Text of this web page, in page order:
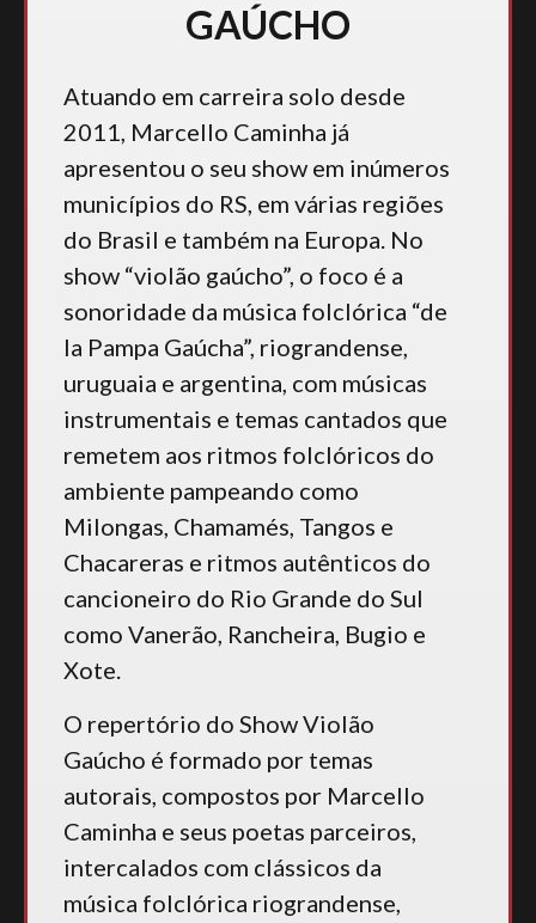
GAÚCHO
Atuando em carreira solo desde
2011, Marcello Caminha já
apresentou o seu show em inúmeros
municípios do RS, em várias regiões
do Brasil e também na Europa. No
show “violão gaúcho”, o foco é a
sonoridade da música folclórica “de
la Pampa Gaúcha”, riograndense,
uruguaia e argentina, com músicas
instrumentais e temas cantados que
remetem aos ritmos folclóricos do
ambiente pampeando como
Milongas, Chamamés, Tangos e
Chacareras e ritmos autênticos do
cancioneiro do Rio Grande do Sul
como Vanerão, Rancheira, Bugio e
Xote.
O repertório do Show Violão
Gaúcho é formado por temas
autorais, compostos por Marcello
Caminha e seus poetas parceiros,
intercalados com clássicos da
música folclórica riograndense,